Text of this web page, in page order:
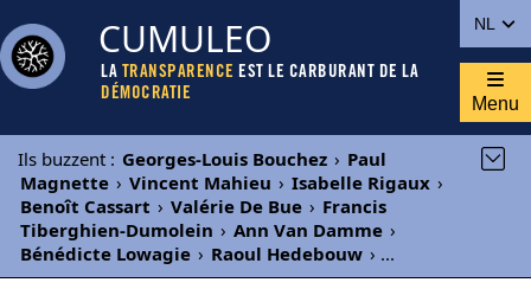
NL
CUMULEO
LA TRANSPARENCE EST LE CARBURANT DE LA
DÉMOCRATIE
Menu
Ils buzzent : Georges-Louis Bouchez › Paul
Magnette › Vincent Mahieu › Isabelle Rigaux ›
Benoît Cassart › Valérie De Bue › Francis
Tiberghien-Dumolein › Ann Van Damme ›
Bénédicte Lowagie › Raoul Hedebouw › ...